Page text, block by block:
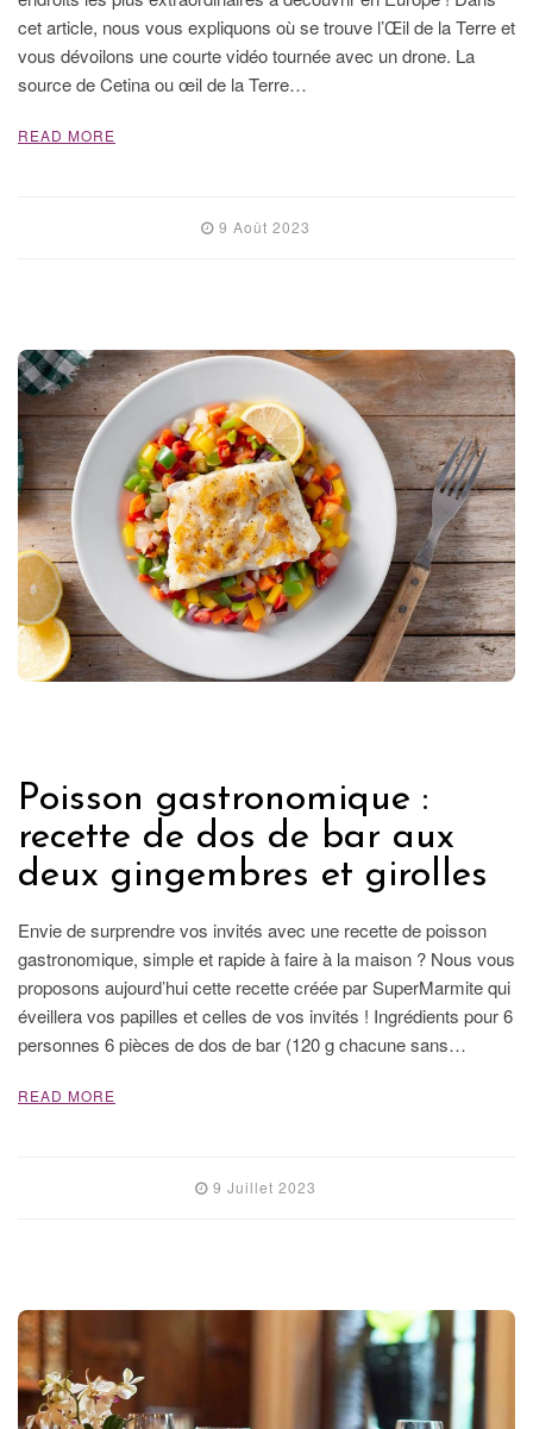
cet article, nous vous expliquons où se trouve l’Œil de la Terre et
vous dévoilons une courte vidéo tournée avec un drone. La
source de Cetina ou œil de la Terre…
READ MORE
9 Août 2023
Poisson gastronomique :
recette de dos de bar aux
deux gingembres et girolles
Envie de surprendre vos invités avec une recette de poisson
gastronomique, simple et rapide à faire à la maison ? Nous vous
proposons aujourd’hui cette recette créée par SuperMarmite qui
éveillera vos papilles et celles de vos invités ! Ingrédients pour 6
personnes 6 pièces de dos de bar (120 g chacune sans…
READ MORE
9 Juillet 2023